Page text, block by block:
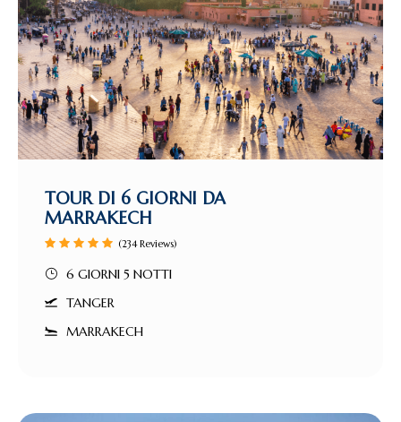
TOUR DI 6 GIORNI DA
MARRAKECH
6 GIORNI 5 NOTTI
TANGER
MARRAKECH
(234 Reviews)